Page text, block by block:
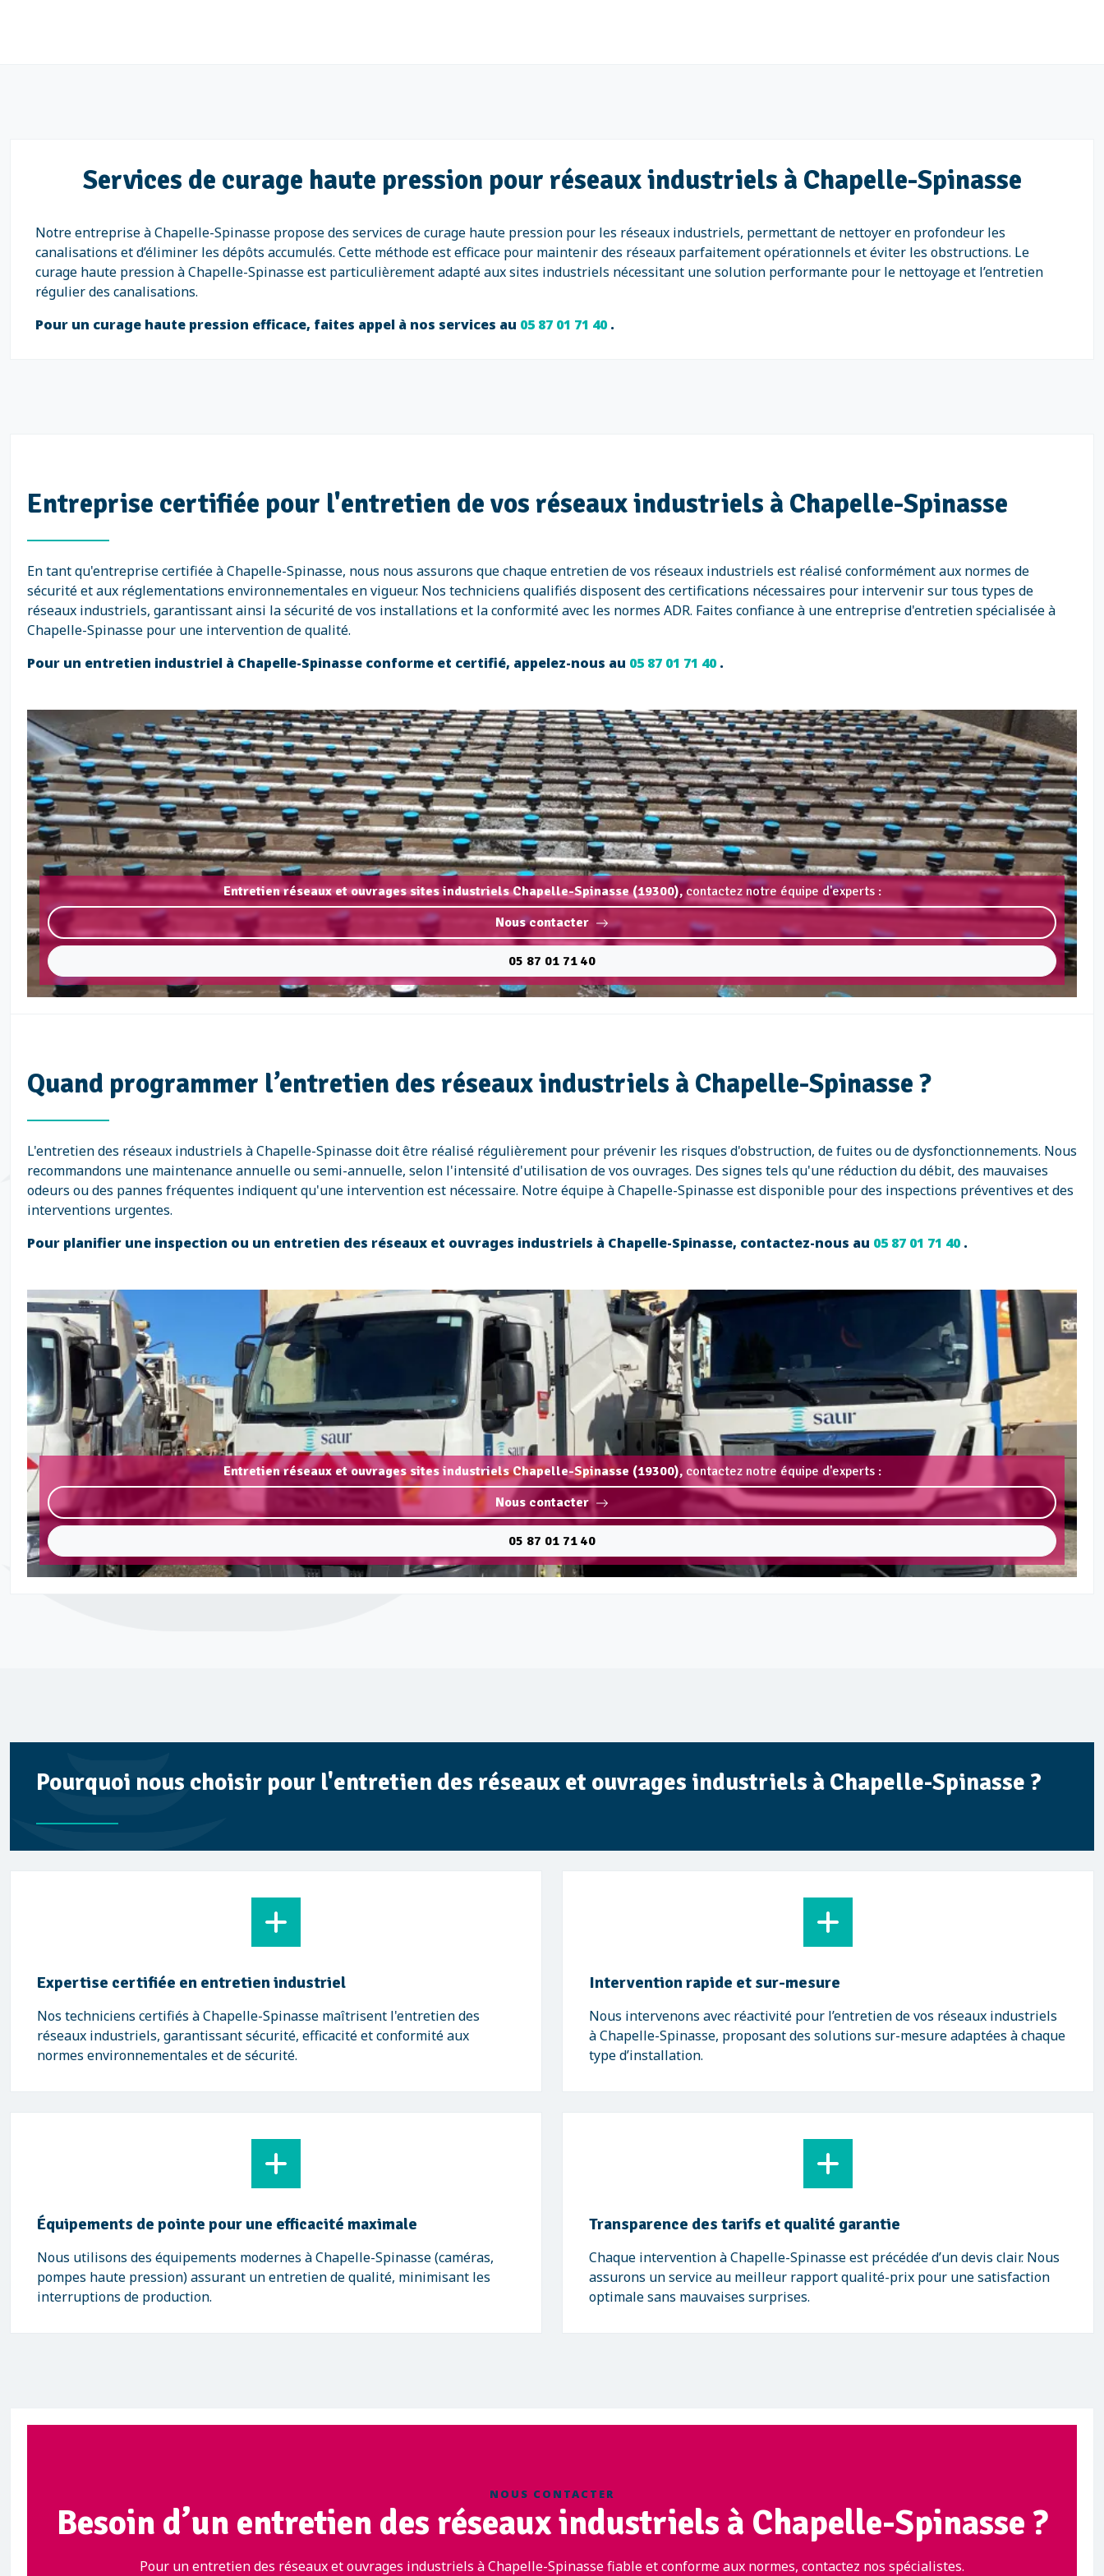
Services de curage haute pression pour réseaux industriels à Chapelle-Spinasse
Notre entreprise à Chapelle-Spinasse propose des services de curage haute pression pour les réseaux industriels, permettant de nettoyer en profondeur les
canalisations et d’éliminer les dépôts accumulés. Cette méthode est efficace pour maintenir des réseaux parfaitement opérationnels et éviter les obstructions. Le
curage haute pression à Chapelle-Spinasse est particulièrement adapté aux sites industriels nécessitant une solution performante pour le nettoyage et l’entretien
régulier des canalisations.
Pour un curage haute pression efficace, faites appel à nos services au 05 87 01 71 40.
Entreprise certifiée pour l'entretien de vos réseaux industriels à Chapelle-Spinasse
En tant qu'entreprise certifiée à Chapelle-Spinasse, nous nous assurons que chaque entretien de vos réseaux industriels est réalisé conformément aux normes de
sécurité et aux réglementations environnementales en vigueur. Nos techniciens qualifiés disposent des certifications nécessaires pour intervenir sur tous types de
réseaux industriels, garantissant ainsi la sécurité de vos installations et la conformité avec les normes ADR. Faites confiance à une entreprise d'entretien spécialisée à
Chapelle-Spinasse pour une intervention de qualité.
Pour un entretien industriel à Chapelle-Spinasse conforme et certifié, appelez-nous au 05 87 01 71 40.
Entretien réseaux et ouvrages sites industriels Chapelle-Spinasse (19300),contactez notre équipe d'experts :
Nous contacter
05 87 01 71 40
Quand programmer l’entretien des réseaux industriels à Chapelle-Spinasse ?
L'entretien des réseaux industriels à Chapelle-Spinasse doit être réalisé régulièrement pour prévenir les risques d'obstruction, de fuites ou de dysfonctionnements. Nous
recommandons une maintenance annuelle ou semi-annuelle, selon l'intensité d'utilisation de vos ouvrages. Des signes tels qu'une réduction du débit, des mauvaises
odeurs ou des pannes fréquentes indiquent qu'une intervention est nécessaire. Notre équipe à Chapelle-Spinasse est disponible pour des inspections préventives et des
interventions urgentes.
Pour planifier une inspection ou un entretien des réseaux et ouvrages industriels à Chapelle-Spinasse, contactez-nous au 05 87 01 71 40.
Entretien réseaux et ouvrages sites industriels Chapelle-Spinasse (19300), contactez notre équipe d'experts :
Nous contacter
05 87 01 71 40
Pourquoi nous choisir pour l'entretien des réseaux et ouvrages industriels à Chapelle-Spinasse ?
Expertise certifiée en entretien industriel
Nos techniciens certifiés à Chapelle-Spinasse maîtrisent l'entretien des
réseaux industriels, garantissant sécurité, efficacité et conformité aux
normes environnementales et de sécurité.
Intervention rapide et sur-mesure
Nous intervenons avec réactivité pour l’entretien de vos réseaux industriels
à Chapelle-Spinasse, proposant des solutions sur-mesure adaptées à chaque
type d’installation.
Équipements de pointe pour une efficacité maximale
Nous utilisons des équipements modernes à Chapelle-Spinasse (caméras,
pompes haute pression) assurant un entretien de qualité, minimisant les
interruptions de production.
Transparence des tarifs et qualité garantie
Chaque intervention à Chapelle-Spinasse est précédée d’un devis clair. Nous
assurons un service au meilleur rapport qualité-prix pour une satisfaction
optimale sans mauvaises surprises.
NOUS CONTACTER
Besoin d’un entretien des réseaux industriels à Chapelle-Spinasse ?
Pour un entretien des réseaux et ouvrages industriels à Chapelle-Spinasse fiable et conforme aux normes, contactez nos spécialistes.